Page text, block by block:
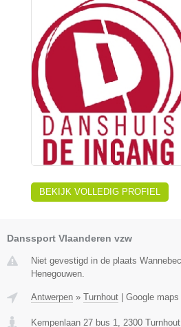
BEKIJK VOLLEDIG PROFIEL
Danssport Vlaanderen vzw
Niet gevestigd in de plaats
Henegouwen.
Antwerpen » Turnhout Google maps
Kempenlaan 27 bus 1 2300 Turnhout